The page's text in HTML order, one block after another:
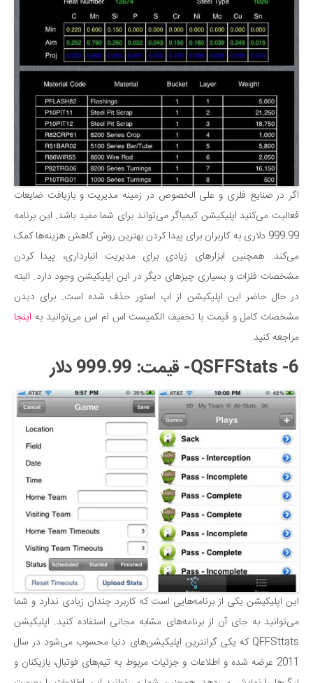
اگر در صنایع فلزی و علی الخصوص در زمینه مدیریت و بازیافت ضایعات
فعالیت می‌کنید اپلیکیشن کیمیاگر می‌تواند برای شما مفید باشد. این برنامه
999.99 دلاری به کاربران برای پیدا کردن بهترین روش کاهش هزینه‌ها کمک
می‌کند. همچنین ابزارهای زیادی برای مدیریت انبارداری، پیدا کردن
مشخصات فلزات و بسیاری چیزهای دیگر در این اپلیکیشن وجود دارد. البته
در حال حاضر این اپلیکیشن از اپ استور حذف شده است. برای دیدن
مشخصات کامل و قیمت با تخفیف الکمیست اس ام اس می‌توانید به اینجا
مراجعه کنید.
6- QSFFStats- قیمت: 999.99 دلار
این اپلیکیشن یکی از برنامه‌هایی است که کاربرد چندان زیادی ندارد و شما
می‌توانید به جای آن از برنامه‌های مشابه مجانی استفاده کنید. اپلیکیشن
QFFSttats که یکی گرانترین اپلیکیشن‌های دنیا محسوب می‌شود در سال
2011 عرضه شده و اطلاعات و جزئیات مربوط به تیم‌های فوتبال، بازیکنان و